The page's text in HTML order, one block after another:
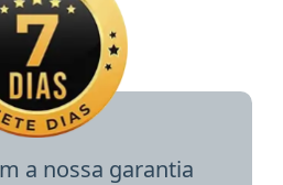
a nossa garantia